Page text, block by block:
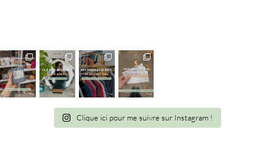
Clique ici pour me suivre sur Instagram !